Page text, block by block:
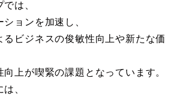
は、
ョンを加速し、
るビジネスの俊敏性向上や新たな価
上が喫緊の課題となっています。
、